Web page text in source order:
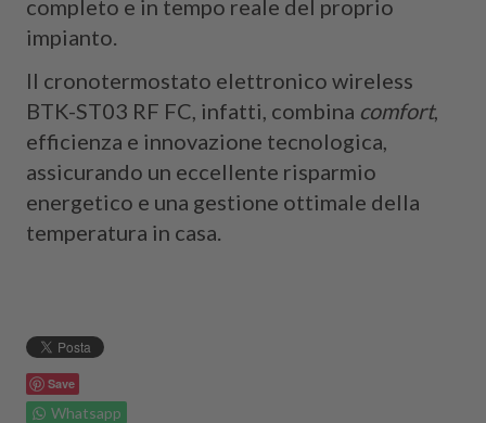
completo e in tempo reale del proprio
impianto.
Il cronotermostato elettronico wireless
BTK-ST03 RF FC, infatti, combina comfort,
efficienza e innovazione tecnologica,
assicurando un eccellente risparmio
energetico e una gestione ottimale della
temperatura in casa.
Save
Whatsapp